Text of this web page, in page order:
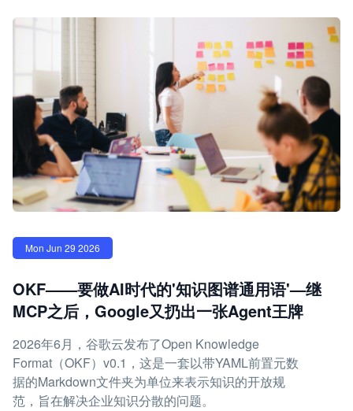
Mon Jun 29 2026
OKF——要做AI时代的'知识图谱通用语'—继
MCP之后，Google又扔出一张Agent王牌
2026年6月，谷歌云发布了Open Knowledge
Format（OKF）v0.1，这是一套以带YAML前置元数
据的Markdown文件夹为单位来表示知识的开放规
范，旨在解决企业知识分散的问题。